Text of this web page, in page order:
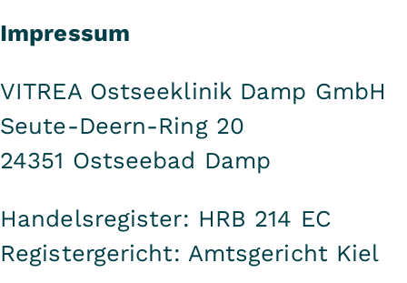
Impressum
VITREA Ostseeklinik Damp GmbH
Seute-Deern-Ring 20
24351 Ostseebad Damp
Handelsregister: HRB 214 EC
Registergericht: Amtsgericht Kiel